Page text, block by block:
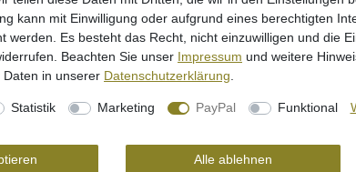
kann mit Einwilligung oder aufgrund eines berechtigten
werden. Es besteht das Recht, nicht einzuwilligen und die
Beachten Sie unser Impressum und weitere
in unserer Daten­schutz­erklärung.
Statistik Marketing PayPal Funktional
Alle ablehnen